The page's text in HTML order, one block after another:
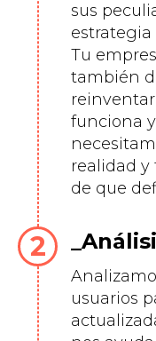
sus
estrategia
Tu
también
funciona
realidad y
de que
usuarios